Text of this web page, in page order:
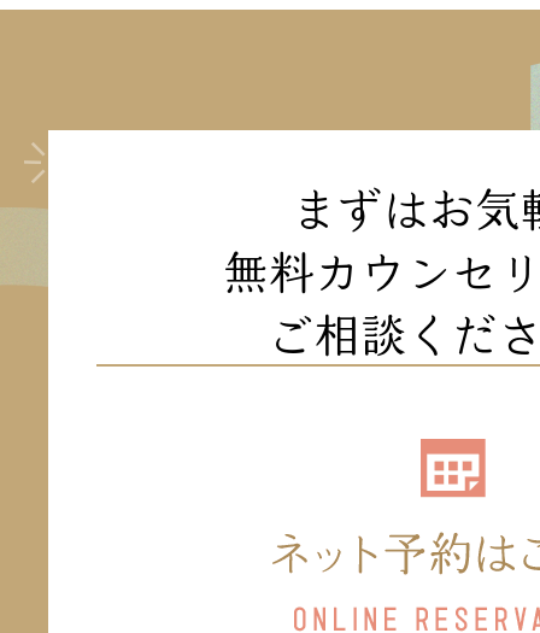
まずはお気
無料カウンセ
ご相談くだ